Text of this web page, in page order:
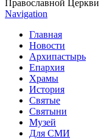
Православной Церкви
Navigation
Главная
Новости
Архипастырь
Епархия
Храмы
История
Святые
Святыни
Музей
Для СМИ